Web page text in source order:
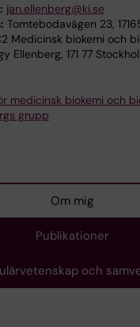
jan.ellenberg@ki.se
Tomtebodavägen 23,
Medicinsk biokemi och
Ellenberg, 171 77
medicinsk biokemi och
grupp
Om mig
Publikationer
och